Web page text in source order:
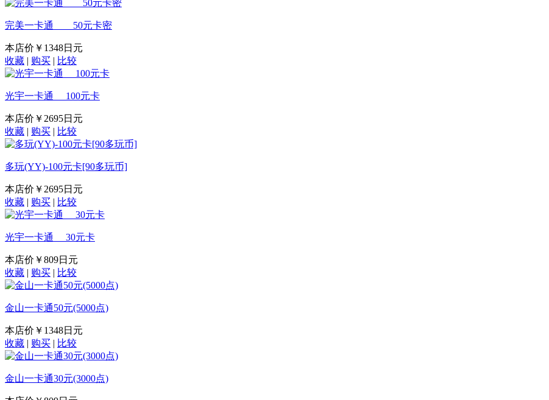
完美一卡通 50元卡密
本店价 ￥1348日元
收藏 | 购买 | 比较
光宇一卡通 100元卡
本店价 ￥2695日元
收藏 | 购买 | 比较
多玩(YY)-100元卡[90多玩币]
本店价 ￥2695日元
收藏 | 购买 | 比较
光宇一卡通 30元卡
本店价 ￥809日元
收藏 | 购买 | 比较
金山一卡通50元(5000点)
本店价 ￥1348日元
收藏 | 购买 | 比较
金山一卡通30元(3000点)